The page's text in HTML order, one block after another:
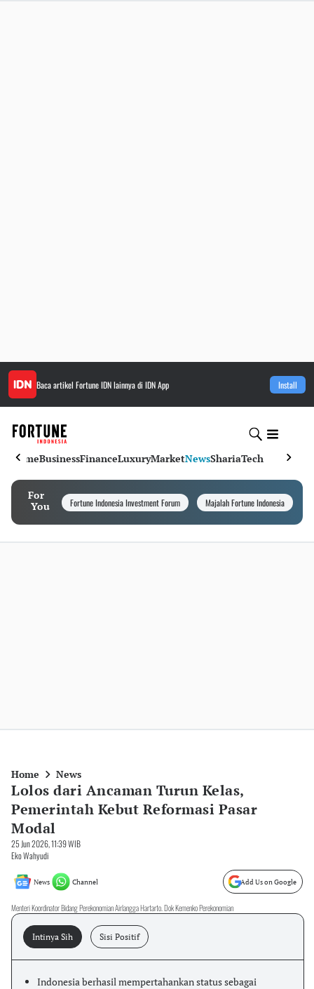
Baca artikel Fortune IDNlainnya di IDN App Install
HomeBusinessFinanceLuxuryMarketNewsShariaTech
For
You
Fortune Indonesia Investment Forum Majalah Fortune Indonesia
Home News
Lolos dari Ancaman Turun Kelas,
Pemerintah Kebut Reformasi Pasar
Modal
25 Jun 2026, 11:39 WIB
Eko Wahyudi
News Channel Add Us on Google
Menteri Koordinator Bidang Perekonomian Airlangga Hartarto. Dok Kemenko Perekonomian
Intinya Sih Sisi Positif
Indonesia berhasil mempertahankan status sebagai